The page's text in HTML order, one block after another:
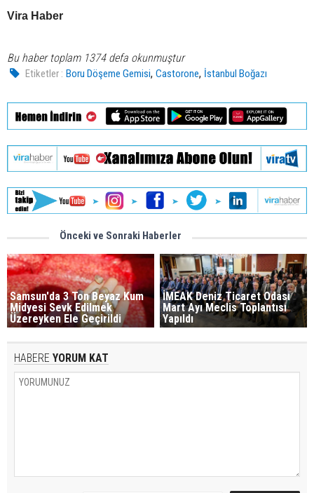
Vira Haber
Bu haber toplam 1374 defa okunmuştur
Etiketler : Boru Döşeme Gemisi,Castorone, İstanbul Boğazı
Önceki ve Sonraki Haberler
Samsun'da 3 Ton Beyaz Kum
Midyesi Sevk Edilmek
Üzereyken Ele Geçirildi
İMEAK Deniz Ticaret Odası
Mart Ayı Meclis Toplantısı
Yapıldı
HABERE YORUM KAT